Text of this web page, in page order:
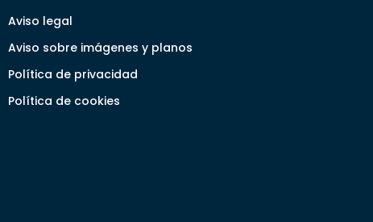
Aviso legal
Aviso sobre imágenes y planos
Política de privacidad
Política de cookies